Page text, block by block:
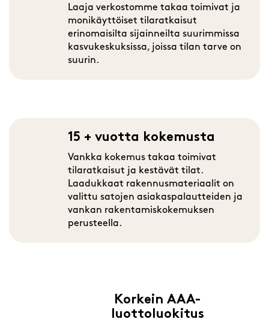
Laaja verkostomme takaa toimivat ja
monikäyttöiset tilaratkaisut
erinomaisilta sijainneilta suurimmissa
kasvukeskuksissa, joissa tilan tarve on
suurin.
15 + vuotta kokemusta
Vankka kokemus takaa toimivat
tilaratkaisut ja kestävät tilat.
Laadukkaat rakennusmateriaalit on
valittu satojen asiakaspalautteiden ja
vankan rakentamiskokemuksen
perusteella.
Korkein AAA-
luottoluokitus